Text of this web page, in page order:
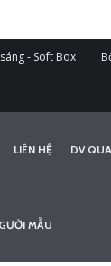
- Soft Box
LIÊN HỆ DV
MẪU